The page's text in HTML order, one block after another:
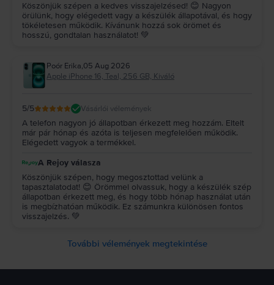
Köszönjük szépen a kedves visszajelzésed! 😊 Nagyon
örülünk, hogy elégedett vagy a készülék állapotával, és hogy
tökéletesen működik. Kívánunk hozzá sok örömet és
hosszú, gondtalan használatot! 💚
Poór Erika,05 Aug 2026
Apple iPhone 16, Teal, 256 GB, Kiváló
5/5 Vásárlói vélemények
A telefon nagyon jó állapotban érkezett meg hozzám. Eltelt
már pár hónap és azóta is teljesen megfelelően működik.
Elégedett vagyok a termékkel.
A Rejoy válasza
Köszönjük szépen, hogy megosztottad velünk a
tapasztalatodat! 😊 Örömmel olvassuk, hogy a készülék szép
állapotban érkezett meg, és hogy több hónap használat után
is megbízhatóan működik. Ez számunkra különösen fontos
visszajelzés. 💚
További vélemények megtekintése